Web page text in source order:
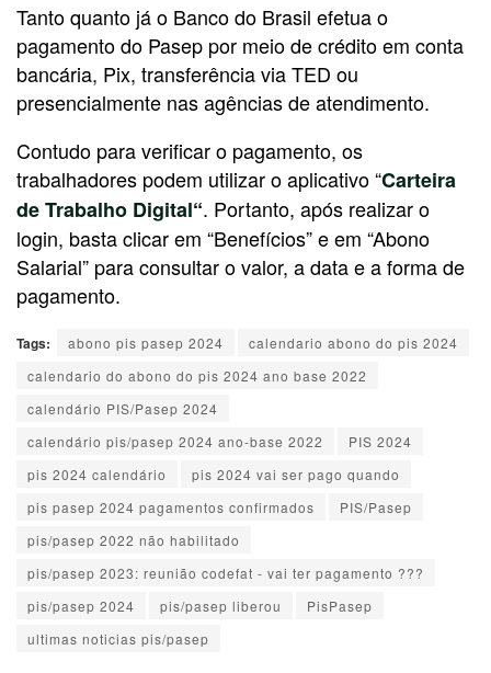
Tanto quanto já o Banco do Brasil efetua o
pagamento do Pasep por meio de crédito em conta
bancária, Pix, transferência via TED ou
presencialmente nas agências de atendimento.
Contudo para verificar o pagamento, os
trabalhadores podem utilizar o aplicativo “Carteira
de Trabalho Digital“. Portanto, após realizar o
login, basta clicar em “Benefícios” e em “Abono
Salarial” para consultar o valor, a data e a forma de
pagamento.
Tags: abono pis pasep 2024
calendario abono do pis 2024
calendario do abono do pis 2024 ano base 2022
calendário PIS/Pasep 2024
calendário pis/pasep 2024 ano-base 2022
PIS 2024
pis 2024 calendário
pis 2024 vai ser pago quando
pis pasep 2024 pagamentos confirmados
PIS/Pasep
pis/pasep 2022 não habilitado
pis/pasep 2023: reunião codefat - vai ter pagamento ???
pis/pasep 2024
pis/pasep liberou
PisPasep
ultimas noticias pis/pasep